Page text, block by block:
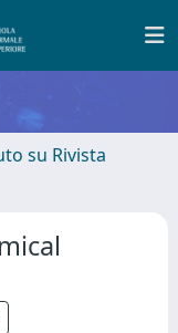
su Rivista